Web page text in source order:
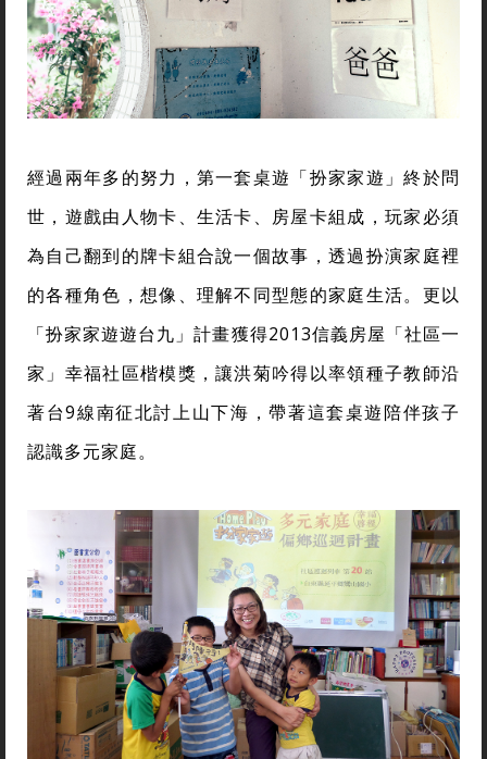
經過兩年多的努力，第一套桌遊「扮家家遊」終於問
世，遊戲由人物卡、生活卡、房屋卡組成，玩家必須
為自己翻到的牌卡組合說一個故事，透過扮演家庭裡
「扮家家遊遊台九」計畫獲得2013信義房屋「社區一
家」幸福社區楷模獎，讓洪菊吟得以率領種子教師沿
著台9線南征北討上山下海，帶著這套桌遊陪伴孩子
認識多元家庭。